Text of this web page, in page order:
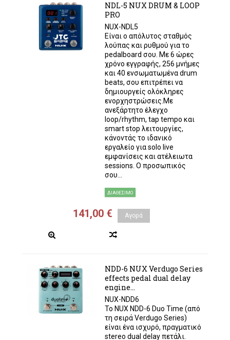
NDL-5 NUX DRUM & LOOP
PRO
NUX-NDL5
Είναι ο απόλυτος σταθμός
λούπας και ρυθμού για το
pedalboard σου. Με 6 ώρες
χρόνο εγγραφής, 256 μνήμες
και 40 ενσωματωμένα drum
beats, σου επιτρέπει να
δημιουργείς ολόκληρες
ενορχηστρώσεις.Με
ανεξάρτητο έλεγχο
loop/rhythm, tap tempo και
smart stop λειτουργίες,
κάνοντάς το ιδανικό
εργαλείο για solo live
εμφανίσεις και ατέλειωτα
sessions. Ο προσωπικός
σου...
ΔΙΑΘΈΣΙΜΟ
141,00 € Αγορά
NDD-6 NUX Verdugo Series
effects pedal dual delay
engine...
NUX-NDD6
Το NUX NDD-6 Duo Time (από
τη σειρά Verdugo Series)
είναι ένα ισχυρό, πραγματικό
stereo dual delay πετάλι.